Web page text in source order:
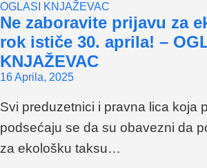
OGLASI KNJAŽEVAC
Ne zaboravite prijavu za
rok ističe 30. aprila! –
KNJAŽEVAC
16 Aprila, 2025
Svi preduzetnici i pravna lica koja
podsećaju se da su obavezni da
za ekološku taksu…